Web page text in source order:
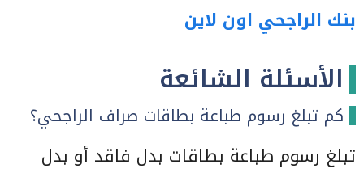
بنك الراجحي اون لاين
الأسئلة الشائعة
كم تبلغ رسوم طباعة بطاقات صراف الراجحي؟
تبلغ رسوم طباعة بطاقات بدل فاقد أو بدل